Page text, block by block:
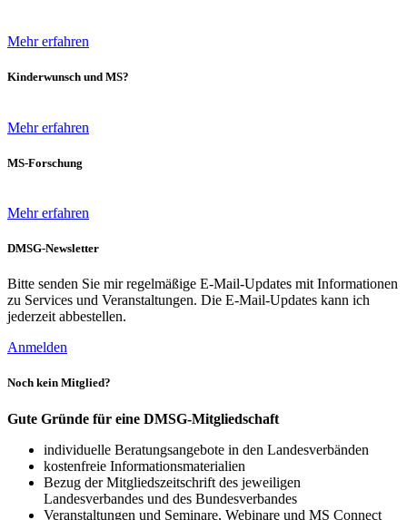
Mehr erfahren
Kinderwunsch und MS?
Mehr erfahren
MS-Forschung
Mehr erfahren
DMSG-Newsletter
Bitte senden Sie mir regelmäßige E-Mail-Updates mit Informationen
zu Services und Veranstaltungen. Die E-Mail-Updates kann ich
jederzeit abbestellen.
Anmelden
Noch kein Mitglied?
Gute Gründe für eine DMSG-Mitgliedschaft
individuelle Beratungsangebote in den Landesverbänden
kostenfreie Informationsmaterialien
Bezug der Mitgliedszeitschrift des jeweiligen
Landesverbandes und des Bundesverbandes
Veranstaltungen und Seminare, Webinare und MS Connect